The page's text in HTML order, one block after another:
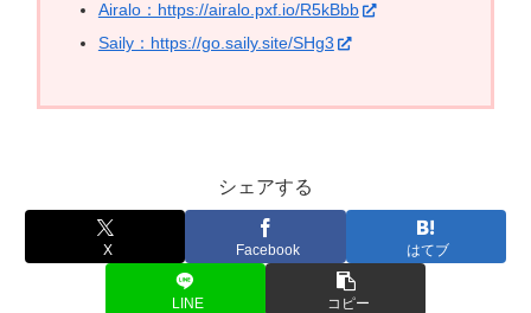
Airalo：https://airalo.pxf.io/R5kBbb
Saily：https://go.saily.site/SHg3
シェアする
X Facebook はてブ
LINE コピー